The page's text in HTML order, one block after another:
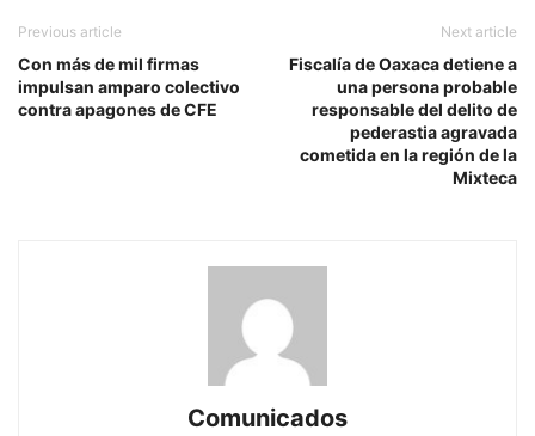
Previous article
Con más de mil firmas
impulsan amparo colectivo
contra apagones de CFE
Next article
Fiscalía de Oaxaca detiene a
una persona probable
responsable del delito de
pederastia agravada
cometida en la región de la
Mixteca
Comunicados